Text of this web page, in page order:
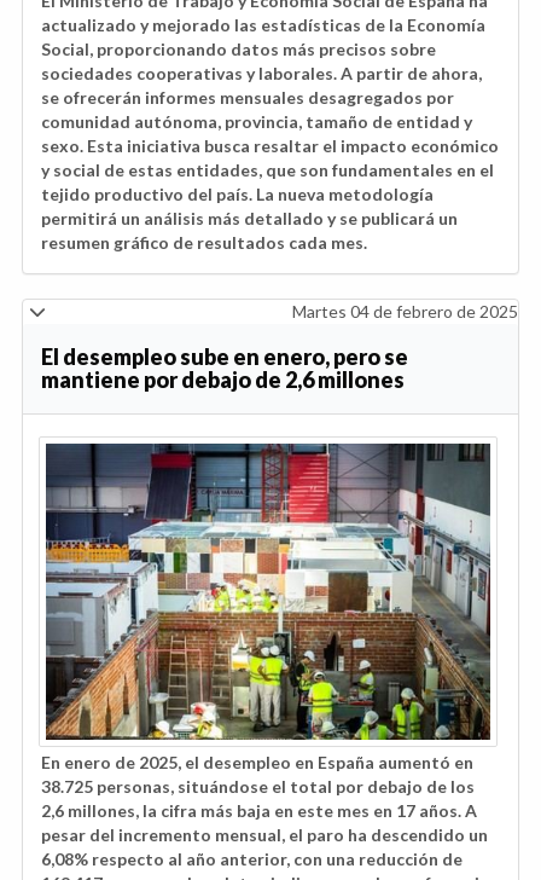
actualizado y mejorado las estadísticas de la Economía
Social, proporcionando datos más precisos sobre
sociedades cooperativas y laborales. A partir de ahora,
se ofrecerán informes mensuales desagregados por
comunidad autónoma, provincia, tamaño de entidad y
sexo. Esta iniciativa busca resaltar el impacto económico
y social de estas entidades, que son fundamentales en el
tejido productivo del país. La nueva metodología
permitirá un análisis más detallado y se publicará un
resumen gráfico de resultados cada mes.
Martes 04 de febrero de 2025
El desempleo sube en enero, pero se
mantiene por debajo de 2,6 millones
En enero de 2025, el desempleo en España aumentó en
38.725 personas, situándose el total por debajo de los
2,6 millones, la cifra más baja en este mes en 17 años. A
pesar del incremento mensual, el paro ha descendido un
6,08% respecto al año anterior, con una reducción de